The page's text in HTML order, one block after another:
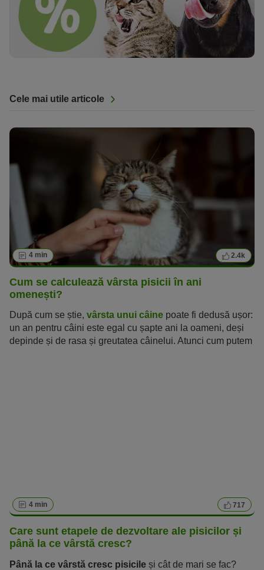
Cele mai utile articole
4 min 2.4k
Cum se calculează vârsta pisicii în ani
omenești?
După cum se știe, vârsta unui câine poate fi dedusă ușor:
un an pentru câini este egal cu șapte ani la oameni, deși
depinde și de rasa și greutatea câinelui. Atunci cum putem
4 min 717
Care sunt etapele de dezvoltare ale pisicilor și
până la ce vârstă cresc?
Până la ce vârstă cresc pisicile și cât de mari se fac?